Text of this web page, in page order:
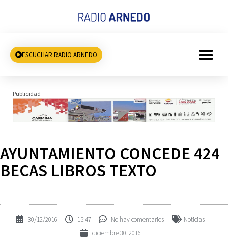
ESCUCHAR RADIO ARNEDO
Publicidad
AYUNTAMIENTO CONCEDE 424
BECAS LIBROS TEXTO
30/12/2016 15:47 No hay comentarios
Noticias
diciembre 30, 2016